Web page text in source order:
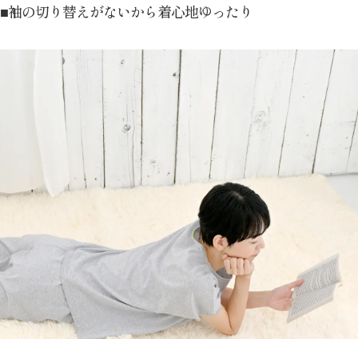
■袖の切り替えがないから着心地ゆったり